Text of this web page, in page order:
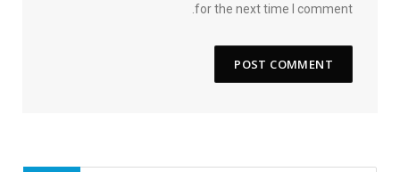
for the next time I comment.